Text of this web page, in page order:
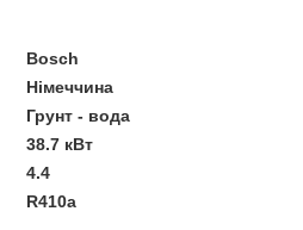
Bosch
Німеччина
Грунт - вода
38.7 кВт
4.4
R410a